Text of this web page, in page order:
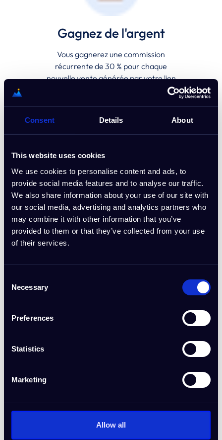
Consent Details About
This website uses cookies
We use cookies to personalise content and ads, to
provide social media features and to analyse our traffic.
We also share information about your use of our site with
our social media, advertising and analytics partners who
may combine it with other information that you’ve
provided to them or that they’ve collected from your use
of their services.
Selection
Necessary
Preferences
Statistics
Marketing
Allow all
Gagnez de l'argent
Vous gagnerez une commission
récurrente de 30 % pour chaque
nouvelle vente générée par votre lien
Obtenez des bannières
Nous vous fournirons des bannières de
haute qualité dans différentes tailles
pour votre site web
Même si la personne parrainée revient ultérieurement et
Paiements mensuels via PayPal ou Wise (bêta).